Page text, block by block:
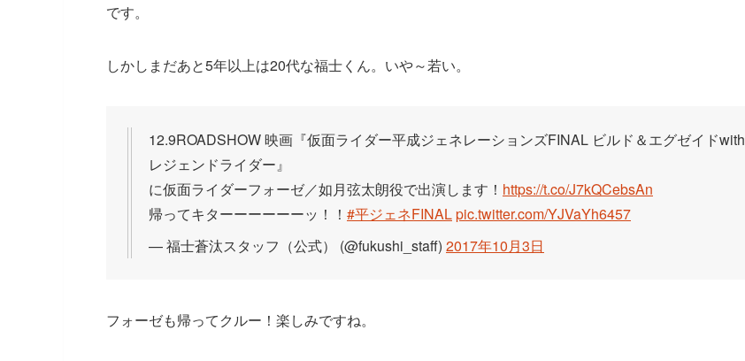
です。
しかしまだあと5年以上は20代な福士くん。いや～若い。
12.9ROADSHOW 映画『仮面ライダー平成ジェネレーションズFINAL ビルド＆エグゼイドwith
レジェンドライダー』
に仮面ライダーフォーゼ／如月弦太朗役で出演します！ https://t.co/J7kQCebsAn
帰ってキターーーーーーッ！！ #平ジェネFINALpic.twitter.com/YJVaYh6457
— 福士蒼汰スタッフ（公式） (@fukushi_staff) 2017年10月3日
フォーゼも帰ってクルー！楽しみですね。